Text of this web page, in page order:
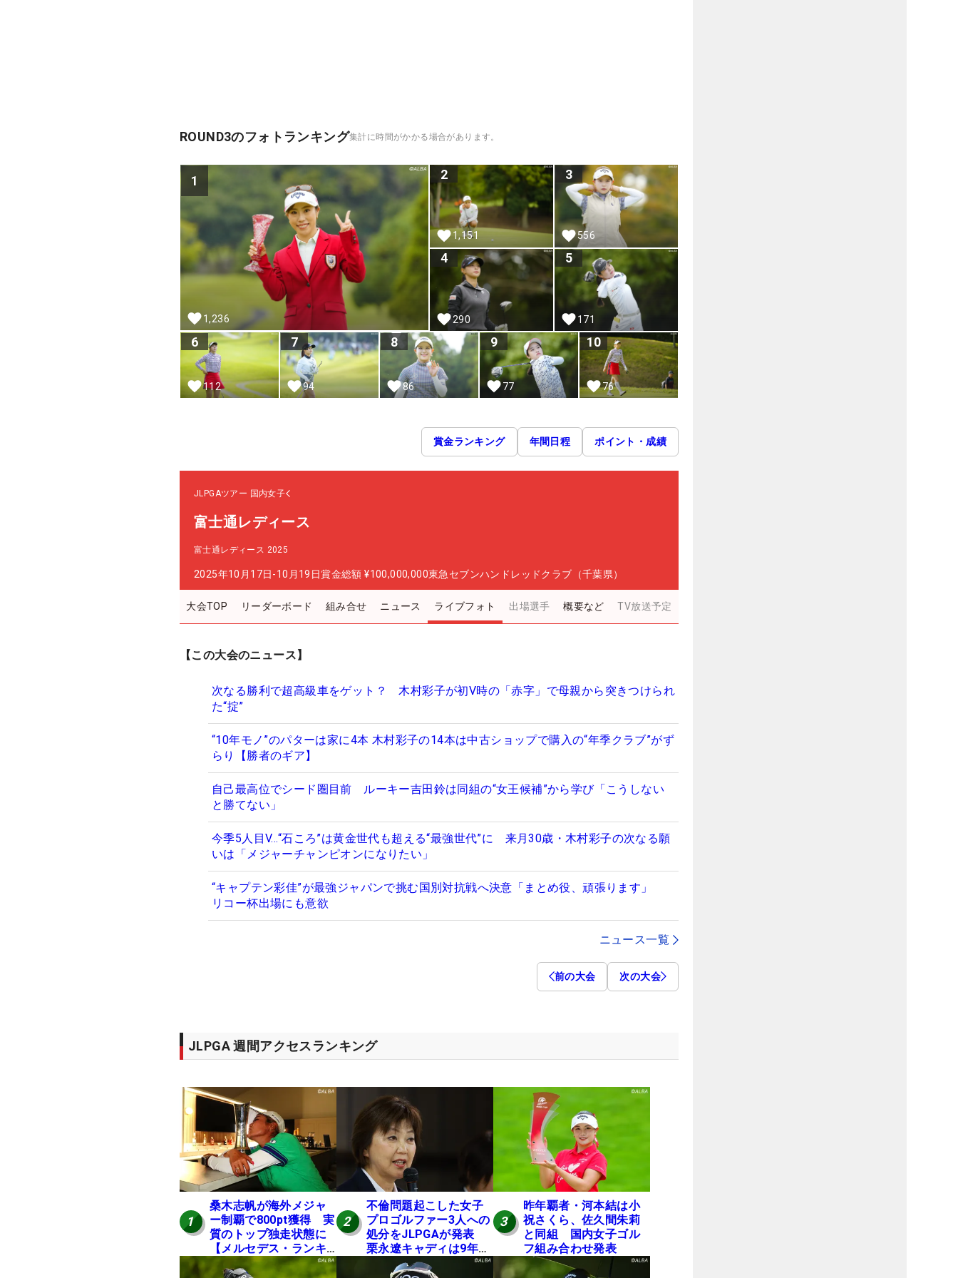
ROUND3のフォトランキング集計に時間がかかる場合があります。
1
1,236
2
1,151
3
556
4
290
5
171
6
112
7
94
8
86
9
77
10
76
賞金ランキング 年間日程 ポイント・成績
JLPGAツアー 国内女子
富士通レディース
富士通レディース 2025
2025年10月17日-10月19日賞金総額 ¥100,000,000東急セブンハンドレッドクラブ（千葉県）
大会TOP リーダーボード 組み合せ ニュース ライブフォト 出場選手 概要など TV放送予定
【この大会のニュース】
次なる勝利で超高級車をゲット？ 木村彩子が初V時の「赤字」で母親から突きつけられ
た“掟”
“10年モノ”のパターは家に4本 木村彩子の14本は中古ショップで購入の“年季クラブ”がず
らり【勝者のギア】
自己最高位でシード圏目前 ルーキー吉田鈴は同組の“女王候補”から学び「こうしない
と勝てない」
今季5人目V…“石ころ”は黄金世代も超える“最強世代”に 来月30歳・木村彩子の次なる願
いは「メジャーチャンピオンになりたい」
“キャプテン彩佳”が最強ジャパンで挑む国別対抗戦へ決意「まとめ役、頑張ります」
リコー杯出場にも意欲
ニュース一覧
前の大会 次の大会
JLPGA 週間アクセスランキング
1
桑木志帆が海外メジャ
ー制覇で800pt獲得 実
質のトップ独走状態に
【メルセデス・ランキ
ング番外編】
2
不倫問題起こした女子
プロゴルファー3人への
処分をJLPGAが発表
栗永遼キャディは9年間
の立ち入り禁止
3
昨年覇者・河本結は小
祝さくら、佐久間朱莉
と同組 国内女子ゴル
フ組み合わせ発表